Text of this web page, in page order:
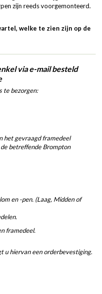
zijn reeds voorgemonteerd.
welke te zien zijn op de
via e-mail besteld
te bezorgen:
het gevraagd framedeel
betreffende Brompton
en -pen. (Laag, Midden of
framedeel.
u hiervan een orderbevestiging.